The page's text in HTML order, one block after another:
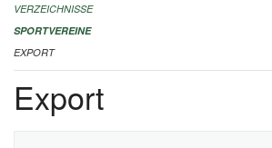
FINANZIELLE UNTERSTÜTZUNG BENÖTIGT?
KONTAKT
VERZEICHNISSE
SPORTVEREINE
EXPORT
Export